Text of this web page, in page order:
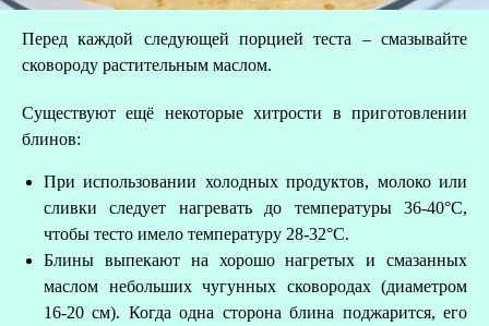
Перед каждой следующей порцией теста – смазывайте
сковороду растительным маслом.
Существуют ещё некоторые хитрости в приготовлении
блинов:
При использовании холодных продуктов, молоко или
сливки следует нагревать до температуры 36-40°С,
чтобы тесто имело температуру 28-32°С.
Блины выпекают на хорошо нагретых и смазанных
маслом небольших чугунных сковородах (диаметром
16-20 см). Когда одна сторона блина поджарится, его